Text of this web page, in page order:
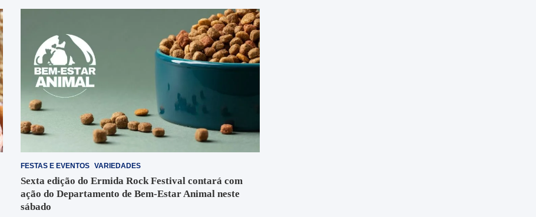
FESTAS E EVENTOS VARIEDADES
Sexta edição do Ermida Rock Festival contará com
ação do Departamento de Bem-Estar Animal neste
sábado